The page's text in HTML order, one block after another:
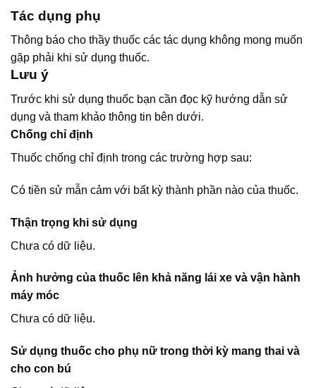
Tác dụng phụ
Thông báo cho thầy thuốc các tác dụng không mong muốn
gặp phải khi sử dụng thuốc.
Lưu ý
Trước khi sử dụng thuốc bạn cần đọc kỹ hướng dẫn sử
dụng và tham khảo thông tin bên dưới.
Chống chỉ định
Thuốc chống chỉ định trong các trường hợp sau:
Có tiền sử mẫn cảm với bất kỳ thành phần nào của thuốc.
Thận trọng khi sử dụng
Chưa có dữ liệu.
Ảnh hưởng của thuốc lên khả năng lái xe và vận hành
máy móc
Chưa có dữ liệu.
Sử dụng thuốc cho phụ nữ trong thời kỳ mang thai và
cho con bú